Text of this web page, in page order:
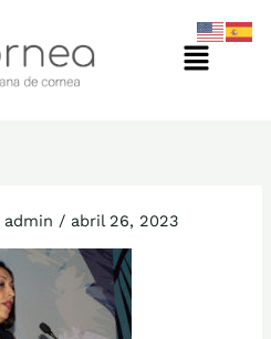
Menú
admin / abril 26, 2023